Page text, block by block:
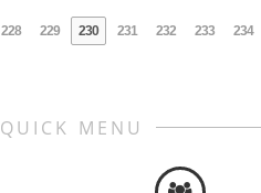
228 229 230 231 232 233 234
QUICK MENU